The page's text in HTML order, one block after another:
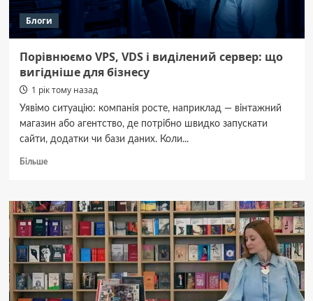
Блоги
Порівнюємо VPS, VDS і виділений сервер: що
вигідніше для бізнесу
1 рік тому назад
Уявімо ситуацію: компанія росте, наприклад — вінтажний
магазин або агентство, де потрібно швидко запускати
сайти, додатки чи бази даних. Коли...
БільшеДокладніше
VPS,
VDS
і
виділений
сервер:
що
вигідніше
для